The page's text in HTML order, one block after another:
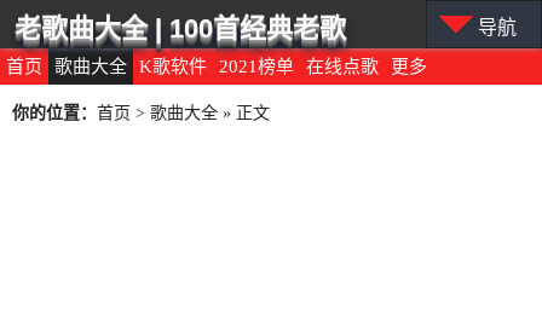
首页 歌曲大全 K歌软件 2021榜单 在线点歌 更多
老歌曲大全 | 100首经典老歌 导航
你的位置： 首页 > 歌曲大全 » 正文